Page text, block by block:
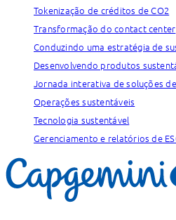
Tokenização de créditos de CO2
Transformação do contact center
Conduzindo uma estratégia de
Desenvolvendo produtos
Jornada interativa de soluções
Operações sustentáveis
Tecnologia sustentável
Gerenciamento e relatórios de